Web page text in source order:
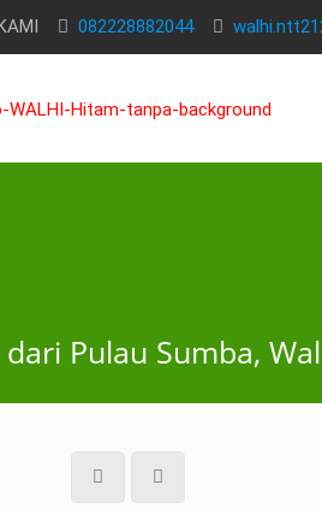
082228882044
dari Pulau Sumba,